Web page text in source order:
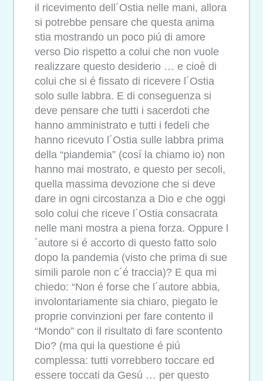
il ricevimento dell´Ostia nelle mani, allora
si potrebbe pensare che questa anima
stia mostrando un poco piú di amore
verso Dio rispetto a colui che non vuole
realizzare questo desiderio … e cioè di
colui che si é fissato di ricevere l´Ostia
solo sulle labbra. E di conseguenza si
deve pensare che tutti i sacerdoti che
hanno amministrato e tutti i fedeli che
hanno ricevuto l´Ostia sulle labbra prima
della “piandemia” (cosí la chiamo io) non
hanno mai mostrato, e questo per secoli,
quella massima devozione che si deve
dare in ogni circostanza a Dio e che oggi
solo colui che riceve l´Ostia consacrata
nelle mani mostra a piena forza. Oppure l
´autore si é accorto di questo fatto solo
dopo la pandemia (visto che prima di sue
simili parole non c´é traccia)? E qua mi
chiedo: “Non é forse che l´autore abbia,
involontariamente sia chiaro, piegato le
proprie convinzioni per fare contento il
“Mondo” con il risultato di fare scontento
Dio? (ma qui la questione é piú
complessa: tutti vorrebbero toccare ed
essere toccati da Gesú … per questo